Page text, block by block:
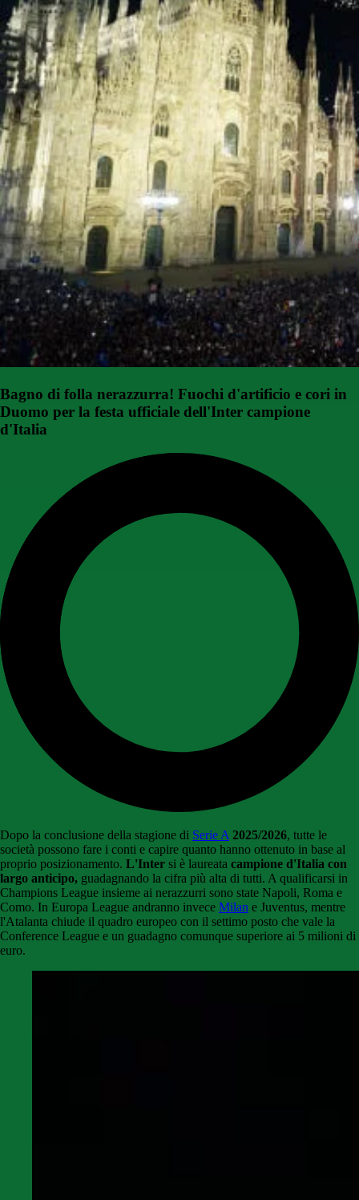
Bagno di folla nerazzurra! Fuochi d'artificio e cori in
Duomo per la festa ufficiale dell'Inter campione
d'Italia
Dopo la conclusione della stagione di Serie A 2025/2026, tutte le
società possono fare i conti e capire quanto hanno ottenuto in base al
proprio posizionamento. L'Inter si è laureata campione d'Italia con
largo anticipo, guadagnando la cifra più alta di tutti. A qualificarsi in
Champions League insieme ai nerazzurri sono state Napoli, Roma e
Como. In Europa League andranno invece Milan e Juventus, mentre
l'Atalanta chiude il quadro europeo con il settimo posto che vale la
Conference League e un guadagno comunque superiore ai 5 milioni di
euro.